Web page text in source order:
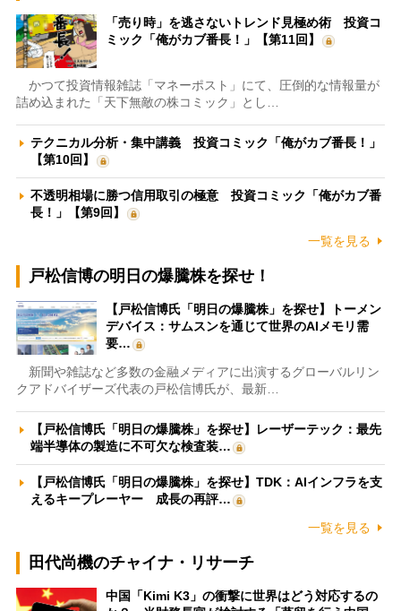
「売り時」を逃さないトレンド見極め術 投資コ
ミック「俺がカブ番長！」【第11回】
かつて投資情報雑誌「マネーポスト」にて、圧倒的な情報量が
詰め込まれた「天下無敵の株コミック」とし…
テクニカル分析・集中講義 投資コミック「俺がカブ番長！」
【第10回】
不透明相場に勝つ信用取引の極意 投資コミック「俺がカブ番
長！」【第9回】
一覧を見る
戸松信博の明日の爆騰株を探せ！
【戸松信博氏「明日の爆騰株」を探せ】トーメン
デバイス：サムスンを通じて世界のAIメモリ需
要…
新聞や雑誌など多数の金融メディアに出演するグローバルリン
クアドバイザーズ代表の戸松信博氏が、最新…
【戸松信博氏「明日の爆騰株」を探せ】レーザーテック：最先
端半導体の製造に不可欠な検査装…
【戸松信博氏「明日の爆騰株」を探せ】TDK：AIインフラを支
えるキープレーヤー 成長の再評…
一覧を見る
田代尚機のチャイナ・リサーチ
中国「Kimi K3」の衝撃に世界はどう対応するの